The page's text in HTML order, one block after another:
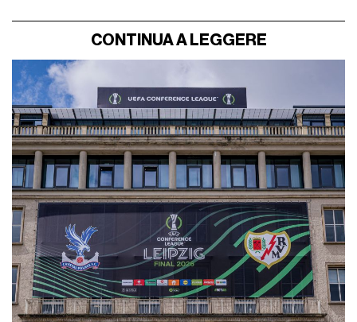
CONTINUA A LEGGERE